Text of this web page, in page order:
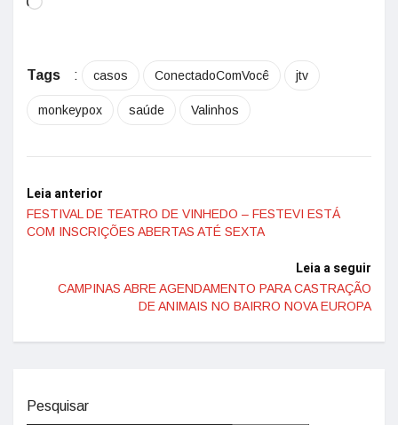
Tags : casos ConectadoComVocê jtv
monkeypox saúde Valinhos
Leia anterior
FESTIVAL DE TEATRO DE VINHEDO – FESTEVI ESTÁ
COM INSCRIÇÕES ABERTAS ATÉ SEXTA
Leia a seguir
CAMPINAS ABRE AGENDAMENTO PARA CASTRAÇÃO
DE ANIMAIS NO BAIRRO NOVA EUROPA
Pesquisar